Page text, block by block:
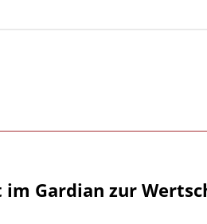
Gardian zur